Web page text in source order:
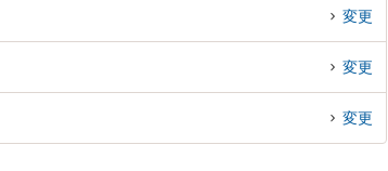
スタートアップ・新規事業を法律相談できる沖縄県内の弁護士
変更
変更
変更